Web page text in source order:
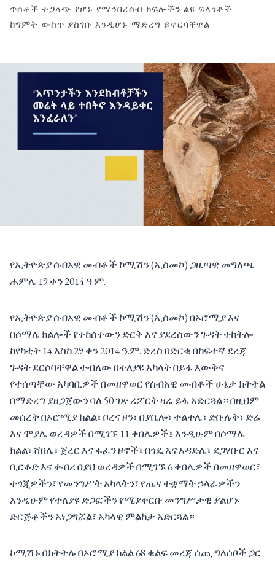
ጥሰቶች ተጋላጭ የሆኑ የማኅበረሰብ ክፍሎችን ልዩ ፍላጎቶች
ከግምት ውስጥ ያስገቡ እንዲሆኑ ማድረግ ይኖርባቸዋል
የኢትዮጵያ ሰብአዊ መብቶች ኮሚሽን (ኢሰመኮ) ጋዜጣዊ መግለጫ
ሐምሌ 19 ቀን 2014 ዓ.ም.
የኢትዮጵያ ሰብአዊ መብቶች ኮሚሽን (ኢሰመኮ) በኦሮሚያ እና
በሶማሌ ክልሎች የተከሰተውን ድርቅ እና ያደረሰውን ጉዳት ተከትሎ
ከየካቲት 14 እስከ 29 ቀን 2014 ዓ.ም. ድረስ በድርቁ በከፍተኛ ደረጃ
ጉዳት ደርሶባቸዋል ተብለው በተለያዩ አካላት በይፋ እውቅና
የተሰጣቸው አካባቢዎች በመዘዋወር የሰብአዊ መብቶች ሁኔታ ክትትል
በማድረግ ያዘጋጀውን ባለ 50 ገጽ ሪፖርት ዛሬ ይፋ አድርጓል። በዚህም
መሰረት በኦሮሚያ ክልል፣ ቦረና ዞን፣ በያቤሎ፣ ተልተሌ፣ ድቡሉቅ፣ ድሬ
እና ሞያሌ ወረዳዎች በሚገኙ 11 ቀበሌዎች፤ እንዲሁም በሶማሌ
ክልል፣ ሸበሌ፣ ጀረር እና ፋፈን ዞኖች፣ በጎዴ እና አዳድሌ፣ ደጋሃቡር እና
ቢርቆድ እና ቀብሪ በያህ ወረዳዎች በሚገኙ 6 ቀበሌዎች በመዘዋወር፣
ተጎጂዎችን፣ የመንግሥት አካላትን፣ የጤና ተቋማት ኃላፊዎችን
እንዲሁም የተለያዩ ድጋፎችን የሚያቀርቡ መንግሥታዊ ያልሆኑ
ድርጅቶችን አነጋግሯል፣ አካላዊ ምልከታ አድርጓል።
ኮሚሽኑ በክትትሉ በኦሮሚያ ክልል 68 ቁልፍ መረጃ ሰጪ ግለሰቦች ጋር